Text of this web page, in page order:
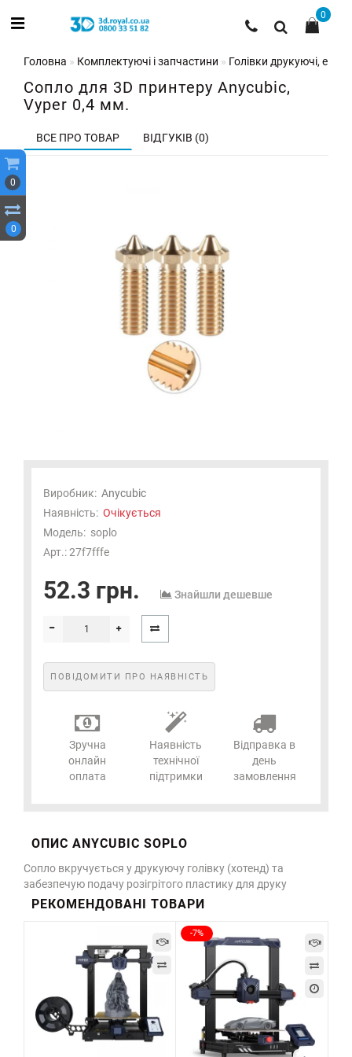
0
0
0
Головна Комплектуючі і запчастини Голівки друкуючі,
Сопло для 3D принтеру Anycubic,
Vyper 0,4 мм.
ВСЕ ПРО ТОВАР ВІДГУКІВ (0)
Виробник: Anycubic
Наявність: Очікується
Модель: soplo
Арт.: 27f7fffe
52.3 грн. Знайшли дешевше
ПОВІДОМИТИ ПРО НАЯВНІСТЬ
Зручна
онлайн
оплата
Наявність
технічної
підтримки
Відправка в
день
замовлення
ОПИС ANYCUBIC SOPLO
Сопло вкручується у друкуючу голівку (хотенд) та
забезпечую подачу розігрітого пластику для друку
РЕКОМЕНДОВАНІ ТОВАРИ
-7%